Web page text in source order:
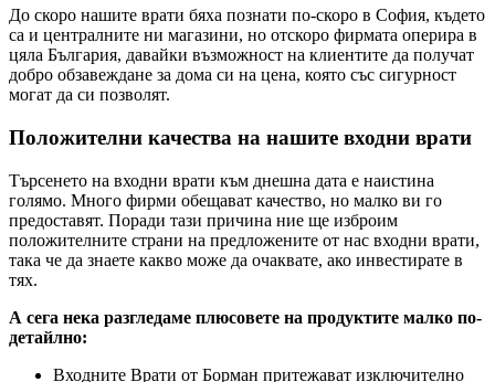
До скоро нашите врати бяха познати по-скоро в София, където
са и централните ни магазини, но отскоро фирмата оперира в
цяла България, давайки възможност на клиентите да получат
добро обзавеждане за дома си на цена, която със сигурност
могат да си позволят.
Положителни качества на нашите входни врати
Търсенето на входни врати към днешна дата е наистина
голямо. Много фирми обещават качество, но малко ви го
предоставят. Поради тази причина ние ще изброим
положителните страни на предложените от нас входни врати,
така че да знаете какво може да очаквате, ако инвестирате в
тях.
А сега нека разгледаме плюсовете на продуктите малко по-
детайлно:
Входните Врати от Борман притежават изключително